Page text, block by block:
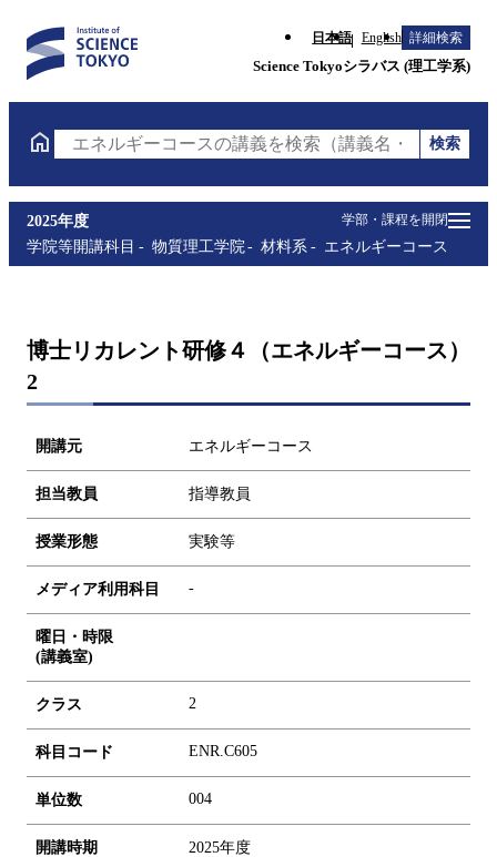
日本語 English 詳細検索
Science Tokyoシラバス (理工学系)
エネルギーコースの講義を検索（講義名・科目コード
検索
学部・課程を開閉
2025年度
学院等開講科目
物質理工学院 材料系 エネルギーコース
博士リカレント研修４（エネルギーコース）
2
開講元 エネルギーコース
担当教員 指導教員
授業形態 実験等
メディア利用科目 -
曜日・時限
(講義室)
クラス 2
科目コード ENR.C605
単位数 004
開講時期 2025年度